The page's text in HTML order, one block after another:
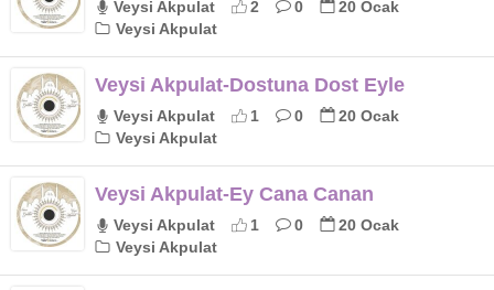
Veysi Akpulat 2 0
20 Ocak
Veysi Akpulat
Veysi Akpulat-Dostuna Dost Eyle
Veysi Akpulat 1 0
20 Ocak
Veysi Akpulat
Veysi Akpulat-Ey Cana Canan
Veysi Akpulat 1 0
20 Ocak
Veysi Akpulat